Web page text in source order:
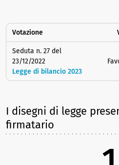
Votazione
Seduta n. 27 del
23/12/2022
Legge di bilancio 2023
I disegni di legge
firmatario